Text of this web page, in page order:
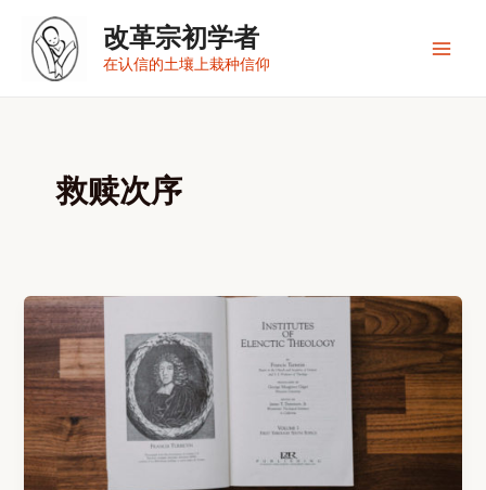
改革宗初学者
在认信的土壤上栽种信仰
救赎次序